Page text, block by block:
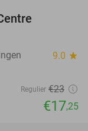
9.0 star
Regulier €23
€17,25